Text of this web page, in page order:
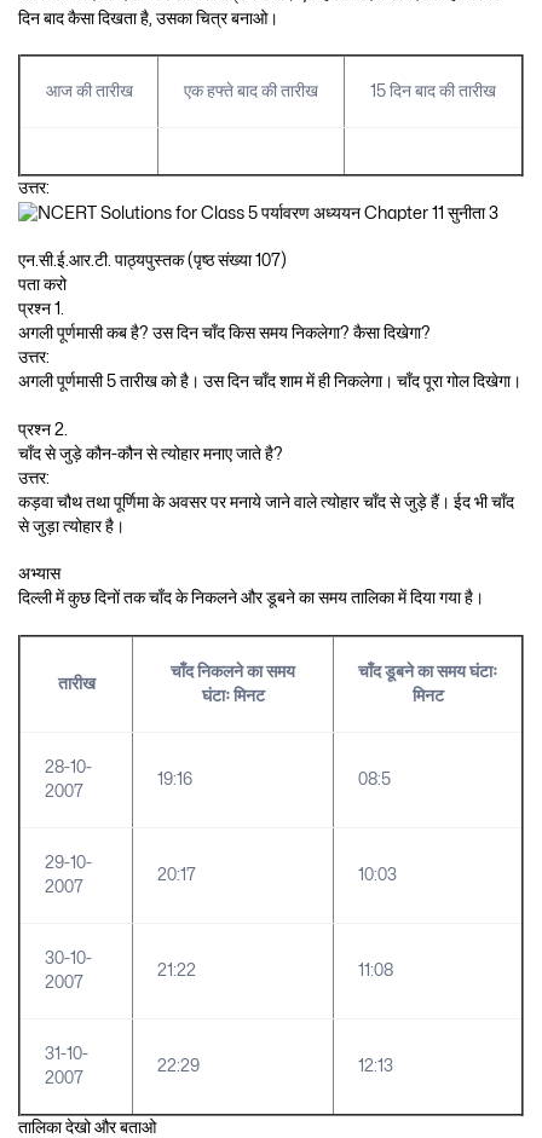
दिन बाद कैसा दिखता है, उसका चित्र बनाओ।
आज की तारीख एक हफ्ते बाद की तारीख 15 दिन बाद की तारीख
उत्तर:
एन.सी.ई.आर.टी. पाठ्यपुस्तक (पृष्ठ संख्या 107)
पता करो
प्रश्न 1.
अगली पूर्णमासी कब है? उस दिन चाँद किस समय निकलेगा? कैसा दिखेगा?
उत्तर:
अगली पूर्णमासी 5 तारीख को है। उस दिन चाँद शाम में ही निकलेगा। चाँद पूरा गोल दिखेगा।
प्रश्न 2.
चाँद से जुड़े कौन-कौन से त्योहार मनाए जाते है?
उत्तर:
कड़वा चौथ तथा पूर्णिमा के अवसर पर मनाये जाने वाले त्योहार चाँद से जुड़े हैं। ईद भी चाँद
से जुड़ा त्योहार है।
अभ्यास
दिल्ली में कुछ दिनों तक चाँद के निकलने और डूबने का समय तालिका में दिया गया है।
तारीख
चाँद निकलने का समय
घंटाः मिनट
चाँद डूबने का समय घंटाः
मिनट
28-10-
2007
19:16 08:5
29-10-
2007
20:17 10:03
30-10-
2007
21:22 11:08
31-10-
2007
22:29 12:13
तालिका देखो और बताओ